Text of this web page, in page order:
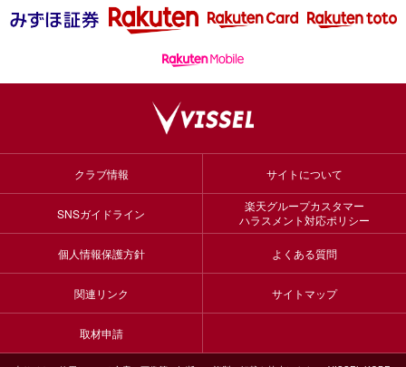
クラブ情報 サイトについて
SNSガイドライン
楽天グループカスタマー
ハラスメント対応ポリシー
個人情報保護方針 よくある質問
関連リンク サイトマップ
取材申請